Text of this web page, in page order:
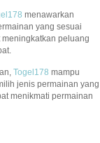
menawarkan
yang sesuai
peluang
Togel178 mampu
jenis permainan yang
menikmati permainan